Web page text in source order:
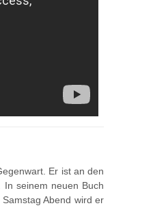
Er ist an den
seinem neuen Buch
Abend wird er